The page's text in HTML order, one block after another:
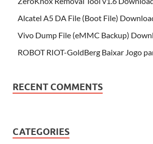
Alcatel A5 DA File (Boot File)
Vivo Dump File (eMMC Backup)
ROBOT RIOT-GoldBerg Baixar Jogo
RECENT COMMENTS
CATEGORIES